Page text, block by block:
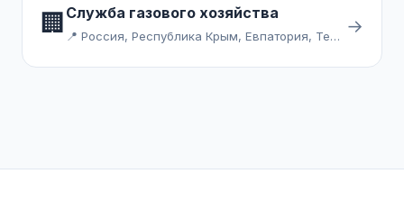
🏢 Служба газового хозяйства
📍 Россия, Республика Крым, Евпатория, Театральный сквер →